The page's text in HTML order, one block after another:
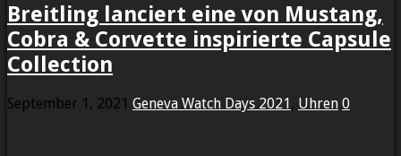
Breitling lanciert eine von Mustang,
Cobra & Corvette inspirierte Capsule
Collection
September 1, 2021 Geneva Watch Days 2021, Uhren 0